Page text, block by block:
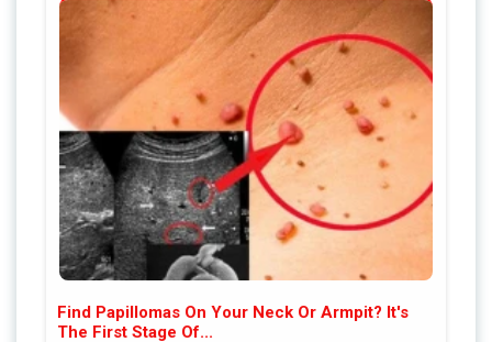
Find Papillomas On Your Neck Or Armpit? It's
The First Stage Of...